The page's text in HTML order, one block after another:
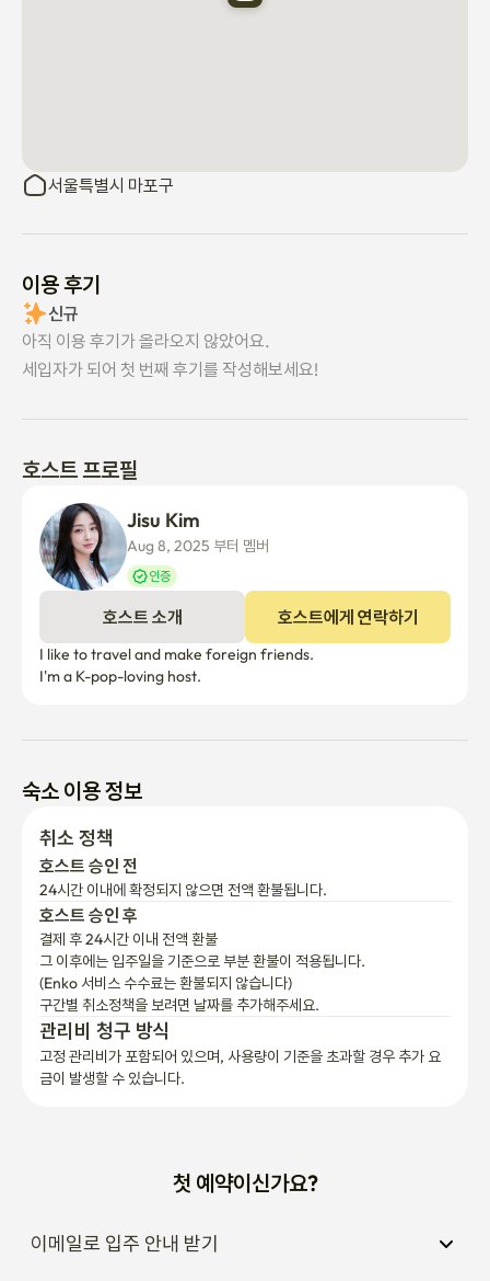
-반려동물과 동반되시면 저희에게 연락해 주세요!
CCTV 확인 후 1인당 30,000원의 추가 요금이 발생합니다.
통지되지 않은 파티나 이벤트에 대해서는 20만 원이 부과됩니다.
서울특별시 마포구
이용 후기
신규
아직 이용 후기가 올라오지 않았어요.
세입자가 되어 첫 번째 후기를 작성해보세요!
호스트 프로필
Jisu Kim
Aug 8, 2025 부터 멤버
인증
호스트 소개 호스트에게 연락하기
I like to travel and make foreign friends.
I'm a K-pop-loving host.
숙소 이용 정보
취소 정책
호스트 승인 전
24시간 이내에 확정되지 않으면 전액 환불됩니다.
호스트 승인 후
결제 후 24시간 이내 전액 환불
그 이후에는 입주일을 기준으로 부분 환불이 적용됩니다.
(Enko 서비스 수수료는 환불되지 않습니다)
구간별 취소정책을 보려면 날짜를 추가해주세요.
관리비 청구 방식
고정 관리비가 포함되어 있으며, 사용량이 기준을 초과할 경우 추가 요
금이 발생할 수 있습니다.
첫 예약이신가요?
이메일로 입주 안내 받기